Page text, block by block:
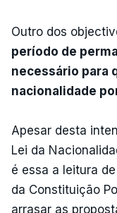
Outro dos
período de
necessário para
nacionalidade
Apesar desta
Lei da
é essa a leitura
da Constituição
arrasar as